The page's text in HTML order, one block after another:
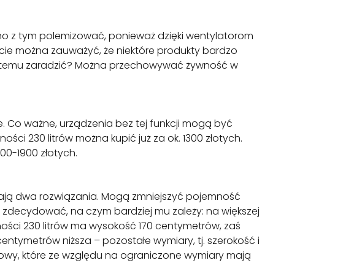
z tym polemizować, ponieważ dzięki wentylatorom
można zauważyć, że niektóre produkty bardzo
zaradzić? Można przechowywać żywność w
Co ważne, urządzenia bez tej funkcji mogą być
230 litrów można kupić już za ok. 1300 złotych.
1900 złotych.
dwa rozwiązania. Mogą zmniejszyć pojemność
na czym bardziej mu zależy: na większej
230 litrów ma wysokość 170 centymetrów, zaś
niższa – pozostałe wymiary, tj. szerokość i
które ze względu na ograniczone wymiary mają